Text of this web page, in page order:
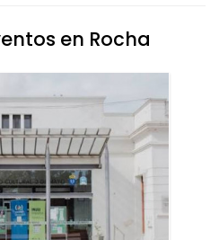
en Rocha